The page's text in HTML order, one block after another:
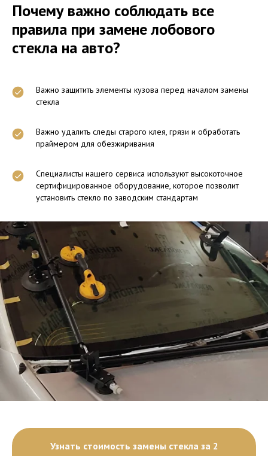
Почему важно соблюдать все
правила при замене лобового
стекла на авто?
Важно защитить элементы кузова перед началом замены
стекла
Важно удалить следы старого клея, грязи и обработать
праймером для обезжиривания
Специалисты нашего сервиса используют высокоточное
сертифицированное оборудование, которое позволит
установить стекло по заводским стандартам
Узнать стоимость замены стекла за 2